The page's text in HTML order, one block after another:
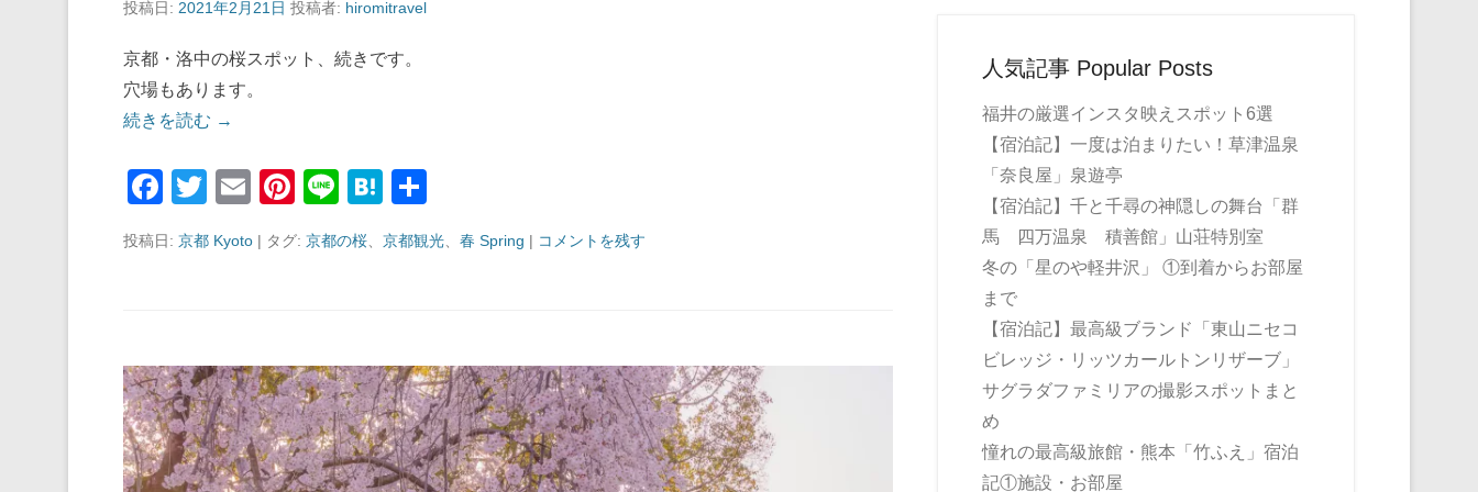
投稿日: 2021年2月21日 投稿者: hiromitravel
京都・洛中の桜スポット、続きです。
穴場もあります。
続きを読む →
F
c
o
o
k
T
tt
E
ail
Pi
er
Li
e
H
e
投稿日: 京都 Kyoto | タグ: 京都の桜 京都観光 春 Spring | コメントを残す
人気記事 Popular Posts
福井の厳選インスタ映えスポット6選
【宿泊記】一度は泊まりたい！草津温泉
「奈良屋」泉遊亭
【宿泊記】千と千尋の神隠しの舞台「群
馬 四万温泉 積善館」山荘特別室
冬の「星のや軽井沢」 ①到着からお部屋
まで
【宿泊記】最高級ブランド「東山ニセコ
ビレッジ・リッツカールトンリザーブ」
サグラダファミリアの撮影スポットまと
め
憧れの最高級旅館・熊本「竹ふえ」宿泊
記①施設・お部屋